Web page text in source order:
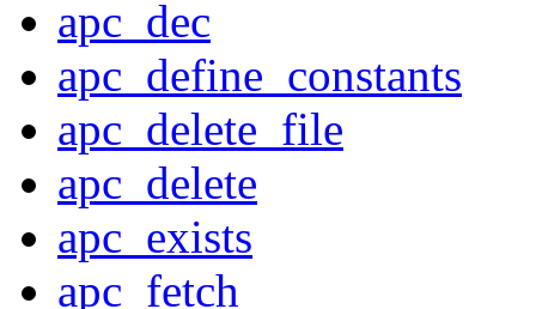
apc_dec
apc_define_constants
apc_delete_file
apc_delete
apc_exists
apc_fetch